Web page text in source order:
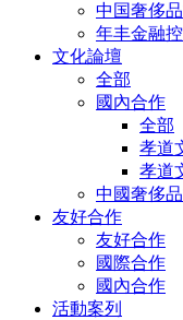
中国奢侈
年丰金融
文化論壇
全部
國內合作
全部
孝道
孝道
中國奢侈
友好合作
友好合作
國際合作
國內合作
活動案列